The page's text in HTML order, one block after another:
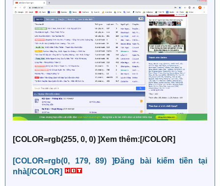
[COLOR=rgb(255, 0, 0) ]Xem thêm:[/COLOR]
[COLOR=rgb(0, 179, 89) ]Đăng bài kiếm tiền tại
nhà[/COLOR]